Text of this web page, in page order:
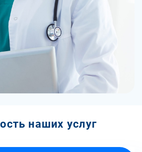
наших услуг